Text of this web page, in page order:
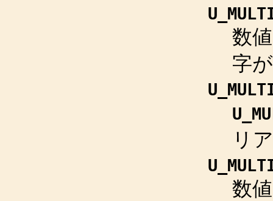
数
字
リ
数